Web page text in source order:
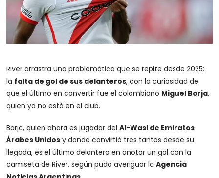
River arrastra una problemática que se repite desde 2025:
la falta de gol de sus delanteros, con la curiosidad de
que el último en convertir fue el colombiano Miguel Borja,
quien ya no está en el club.
Borja, quien ahora es jugador delAl-Wasl de Emiratos
Árabes Unidos y donde convirtió tres tantos desde su
llegada, es el último delantero en anotar un gol con la
camiseta de River, según pudo averiguar laAgencia